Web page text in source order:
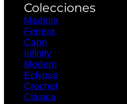
Colecciones
Madeira
Ferrera
Capri
Infinity
Modern
Eclypse
Crochet
Clásica